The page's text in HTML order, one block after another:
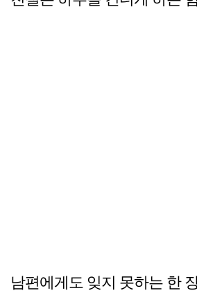
남편에게도 잊지 못하는 한